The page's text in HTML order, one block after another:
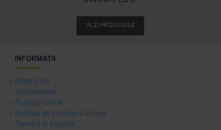
VEZI PRODUSELE
INFORMATII
Despre noi
Testimoniale
Politica cookie
Politica de confidentialitate
Termeni si Conditii